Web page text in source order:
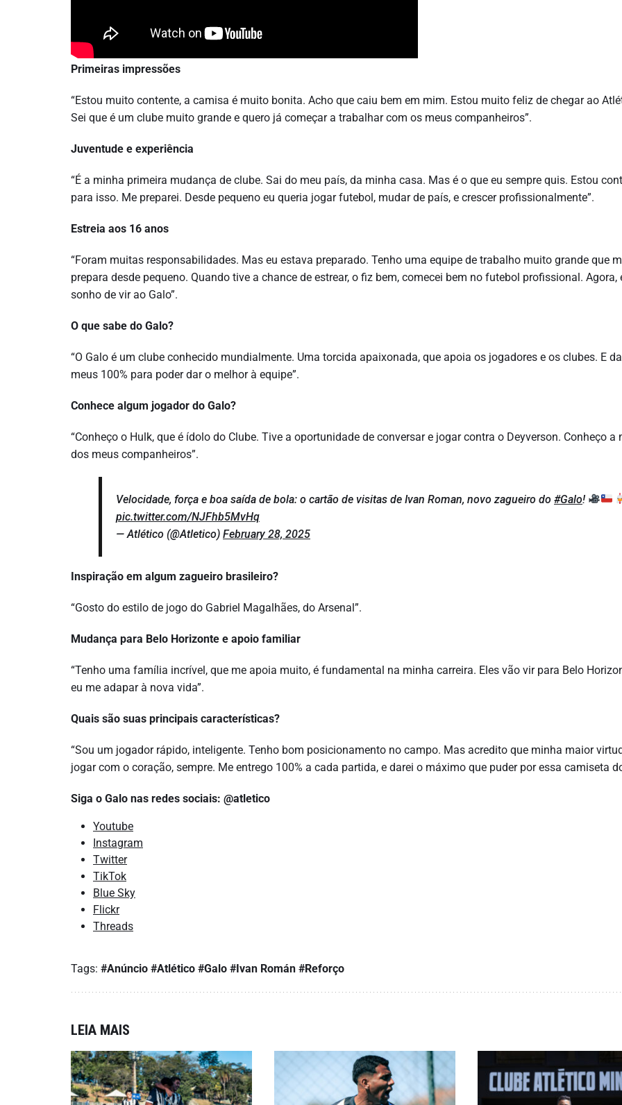
Primeiras impressões
“Estou muito contente, a camisa é muito bonita. Acho que caiu bem em mim. Estou muito feliz de chegar ao
Sei que é um clube muito grande e quero já começar a trabalhar com os meus companheiros”.
Juventude e experiência
“É a minha primeira mudança de clube. Sai do meu país, da minha casa. Mas é o que eu sempre quis. Estou
para isso. Me preparei. Desde pequeno eu queria jogar futebol, mudar de país, e crescer profissionalmente”.
Estreia aos 16 anos
“Foram muitas responsabilidades. Mas eu estava preparado. Tenho uma equipe de trabalho muito grande que
prepara desde pequeno. Quando tive a chance de estrear, o fiz bem, comecei bem no futebol profissional. Agora,
sonho de vir ao Galo”.
O que sabe do Galo?
“O Galo é um clube conhecido mundialmente. Uma torcida apaixonada, que apoia os jogadores e os clubes. E
meus 100% para poder dar o melhor à equipe”.
Conhece algum jogador do Galo?
“Conheço o Hulk, que é ídolo do Clube. Tive a oportunidade de conversar e jogar contra o Deyverson. Conheço a
dos meus companheiros”.
Velocidade, força e boa saída de bola: o cartão de visitas de Ivan Roman, novo zagueiro do #Galo!
pic.twitter.com/NJFhb5MvHq
— Atlético (@Atletico) February 28, 2025
Inspiração em algum zagueiro brasileiro?
“Gosto do estilo de jogo do Gabriel Magalhães, do Arsenal”.
Mudança para Belo Horizonte e apoio familiar
“Tenho uma família incrível, que me apoia muito, é fundamental na minha carreira. Eles vão vir para Belo
eu me adapar à nova vida”.
Quais são suas principais características?
“Sou um jogador rápido, inteligente. Tenho bom posicionamento no campo. Mas acredito que minha maior
jogar com o coração, sempre. Me entrego 100% a cada partida, e darei o máximo que puder por essa camiseta
Siga o Galo nas redes sociais: @atletico
Youtube
Instagram
Twitter
TikTok
Blue Sky
Flickr
Threads
Tags: #Anúncio #Atlético #Galo #Ivan Román #Reforço
LEIA MAIS